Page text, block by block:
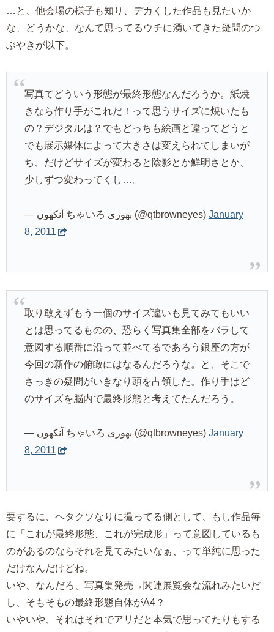
…と、他会場の様子も知り、デカくした作品も見たいか
な、どうかな、なんて思ってるウチに湧いてきた疑問のつ
ぶやきが以下。
写真てどういう形態が最終形態なんだろうか。紙焼
きなら作り手がこれだ！って思うサイズに焼いたも
の？デジタルは？でもどっちも絵画と違ってどうと
でも展示媒体によって大きさは変えられてしまいが
ち、だけどサイズが変わると陰影とか鮮明さとか、
少しずつ変わってくし…。
— آنکھوں ちゃいろ بھوری (@qtbrowneyes) January
8, 2011
取り敢えずもう一個のサイズ違いも見てみてもいい
とは思ってるものの、恐らく写真集全部をバラして
意図する順番に沿って並べてるであろう銀座の方が
今回の新作の俯瞰にはなるんだろうな。と、そこで
さっきの疑問がいきなり頭を占領した。作り手はど
のサイズを脳内で最終形態と考えてたんだろう。
— آنکھوں ちゃいろ بھوری (@qtbrowneyes) January
8, 2011
要するに、ヘタクソなりに撮ってる側として、もし作品毎
に「これが最終形態、これが完成形」って意図しているも
のがあるのならそれを見てみたいなぁ、って単純に思った
だけなんだけどね。
いや、なんだろ、写真集発売→関連展覧会な流れみたいだ
し、そもそもの最終形態自体がA4？
いやいや、それはそれでアリだと本気で思ってたりもする